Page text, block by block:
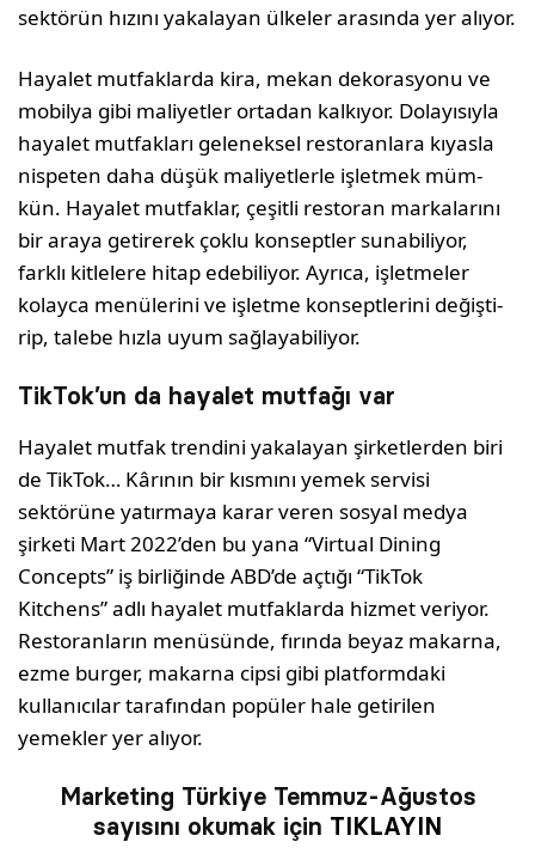
sektörün hı­zını yakalayan ülkeler arasında yer alıyor.
Hayalet mutfaklarda kira, mekan dekoras­yonu ve
mobilya gibi maliyetler ortadan kalkıyor. Dolayısıyla
hayalet mutfakları geleneksel restoranlara kıyasla
nispeten daha düşük maliyetlerle işletmek müm­
kün. Hayalet mutfaklar, çeşitli restoran markalarını
bir araya getirerek çoklu kon­septler sunabiliyor,
farklı kitlelere hitap edebiliyor. Ayrıca, işletmeler
kolayca me­nülerini ve işletme konseptlerini değişti­
rip, talebe hızla uyum sağlayabiliyor.
TikTok’un da hayalet mutfağı var
Hayalet mutfak trendini yakalayan şirket­lerden biri
de TikTok… Kârının bir kısmını yemek servisi
sektörüne yatırmaya karar veren sosyal medya
şirketi Mart 2022’den bu yana “Virtual Dining
Concepts” iş bir­liğinde ABD’de açtığı “TikTok
Kitchens” adlı hayalet mutfaklarda hizmet veriyor.
Restoranların menüsünde, fırında beyaz makarna,
ezme burger, makarna cipsi gibi platformdaki
kullanıcılar tarafından popü­ler hale getirilen
yemekler yer alıyor.
Marketing Türkiye Temmuz-Ağustos
sayısını okumak için TIKLAYIN